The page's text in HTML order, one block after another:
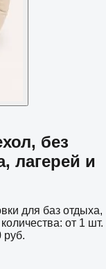
без
лагерей и
для баз отдыха,
от 1 шт.
руб.